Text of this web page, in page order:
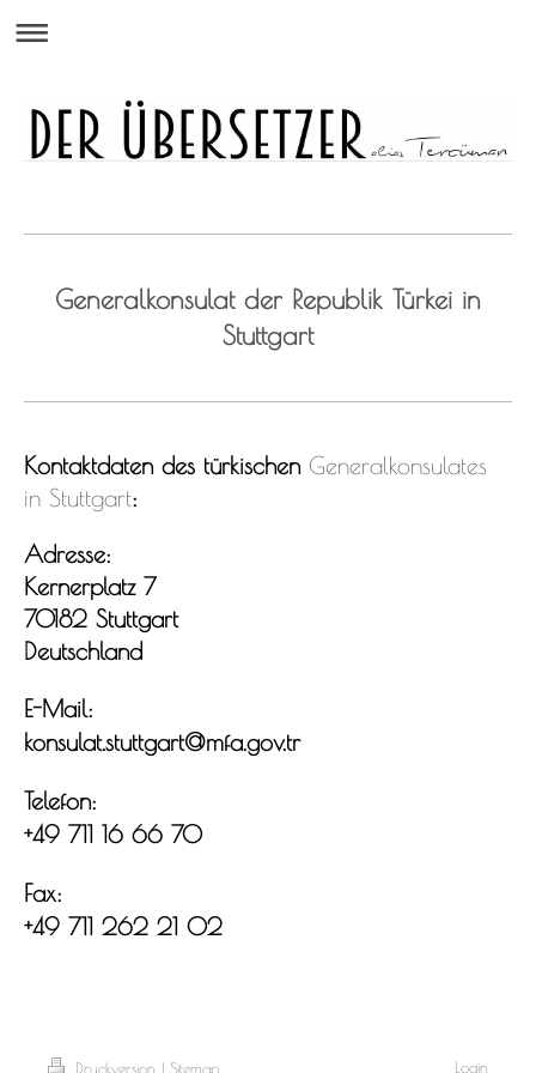
Generalkonsulat der Republik Türkei in
Stuttgart
Kontaktdaten des türkischen Generalkonsulates
in Stuttgart:
Adresse:
Kernerplatz 7
70182 Stuttgart
Deutschland
E-Mail:
konsulat.stuttgart@mfa.gov.tr
Telefon:
+49 711 16 66 70
Fax:
+49 711 262 21 02
Druckversion Sitemap Login